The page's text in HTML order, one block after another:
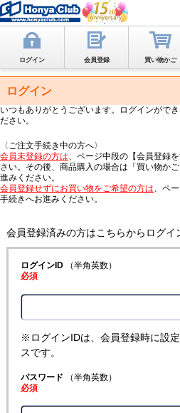
ログイン 会員登録 買い物かご
ログイン
いつもありがとうございます。ログインがで
ださい。
〈ご注文手続き中の方へ〉
会員未登録の方は、ページ中段の【会員登録
さい。その後、商品購入の場合は「買い物か
進みください。
会員登録せずにお買い物をご希望の方は、ペ
手続きへお進みください。
会員登録済みの方はこちらからログイ
ログインID（半角英数）
必須
※ログインIDは、会員登録時に設
スです。
パスワード （半角英数）
必須